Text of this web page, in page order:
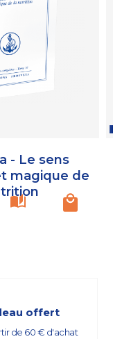
- Le sens
magique de
offert
de 60 € d'achat